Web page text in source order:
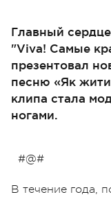
Главный
"Viva! Самые
презентовал
песню «Як жити
клипа стала
ногами.
#@#
В течение года,